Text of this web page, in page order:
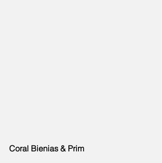
Coral Bienias & Prim